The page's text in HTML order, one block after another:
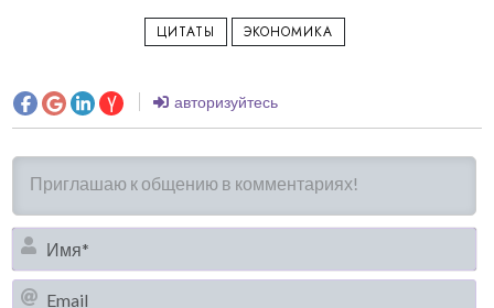
ЦИТАТЫ ЭКОНОМИКА
авторизуйтесь